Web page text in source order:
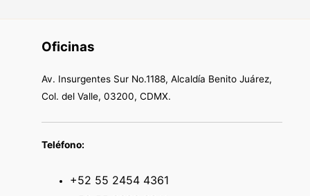
Oficinas
Av. Insurgentes Sur No.1188, Alcaldía Benito Juárez,
Col. del Valle, 03200, CDMX.
Teléfono:
+52 55 2454 4361